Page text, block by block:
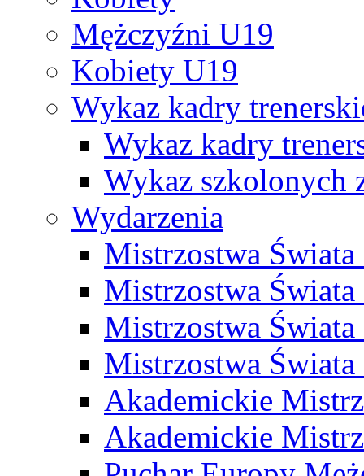
Mężczyźni U19
Kobiety U19
Wykaz kadry
Wykaz kadry
Wykaz szkolonych
Wydarzenia
Mistrzostwa
Mistrzostwa
Mistrzostwa
Mistrzostwa
Akademickie
Akademickie